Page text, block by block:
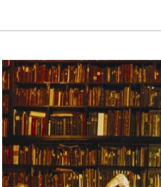
גרשם שלום
אסתר ליבס
דוד אסף